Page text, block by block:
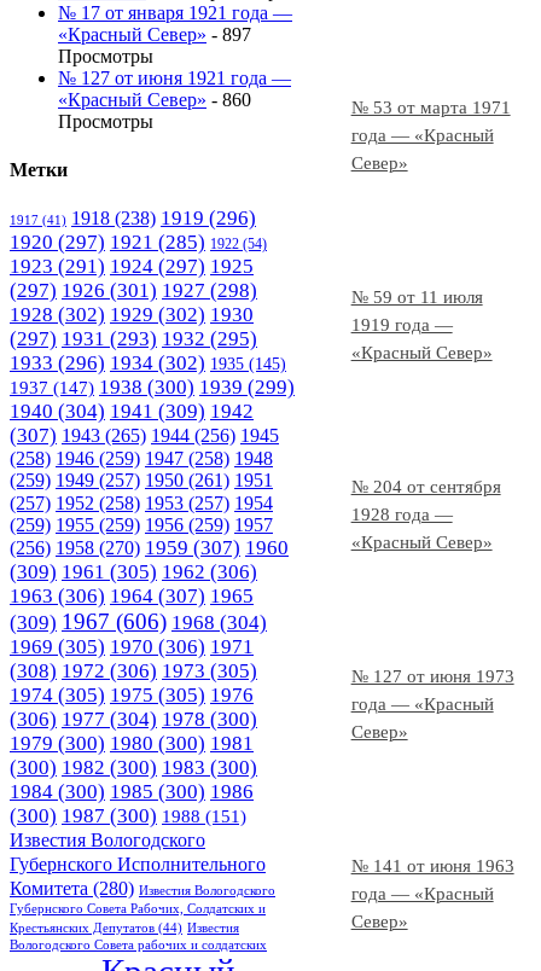
№ 53 от марта 1971
года — «Красный
Север»
№ 59 от 11 июля
1919 года —
«Красный Север»
№ 204 от сентября
1928 года —
«Красный Север»
№ 127 от июня 1973
года — «Красный
Север»
№ 141 от июня 1963
года — «Красный
Север»
№ 17 от января 1921 года —
«Красный Север» - 897
Просмотры
№ 127 от июня 1921 года —
«Красный Север» - 860
Просмотры
Метки
1917 (41) 1918 (238) 1919 (296)
1920 (297) 1921 (285) 1922 (54)
1923 (291) 1924 (297) 1925
(297) 1926 (301) 1927 (298)
1928 (302) 1929 (302) 1930
(297) 1931 (293) 1932 (295)
1933 (296) 1934 (302) 1935 (145)
1937 (147) 1938 (300) 1939 (299)
1940 (304) 1941 (309) 1942
(307) 1943 (265) 1944 (256) 1945
(258) 1946 (259) 1947 (258) 1948
(259) 1949 (257) 1950 (261) 1951
(257) 1952 (258) 1953 (257) 1954
(259) 1955 (259) 1956 (259) 1957
(256) 1958 (270) 1959 (307) 1960
(309) 1961 (305) 1962 (306)
1963 (306) 1964 (307) 1965
(309) 1967 (606) 1968 (304)
1969 (305) 1970 (306) 1971
(308) 1972 (306) 1973 (305)
1974 (305) 1975 (305) 1976
(306) 1977 (304) 1978 (300)
1979 (300) 1980 (300) 1981
(300) 1982 (300) 1983 (300)
1984 (300) 1985 (300) 1986
(300) 1987 (300) 1988 (151)
Известия Вологодского
Губернского Исполнительного
Комитета (280) Известия Вологодского
Губернского Совета Рабочих, Солдатских и
Крестьянских Депутатов (44) Известия
Вологодского Совета рабочих и солдатских